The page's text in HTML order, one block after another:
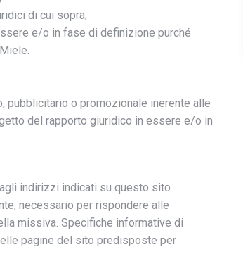
di cui sopra;
e/o in fase di definizione purché
pubblicitario o promozionale inerente alle
del rapporto giuridico in essere e/o in
indirizzi indicati su questo sito
necessario per rispondere alle
missiva. Specifiche informative di
pagine del sito predisposte per